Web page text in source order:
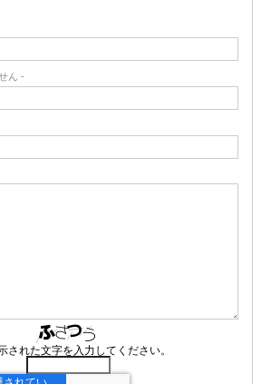
ん -
された文字を入力してください。